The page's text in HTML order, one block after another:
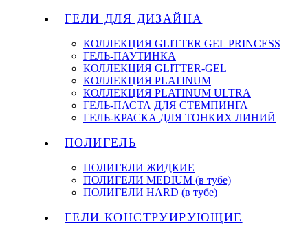
ГЕЛИ ДЛЯ ДИЗАЙНА
КОЛЛЕКЦИЯ GLITTER GEL PRINCESS
ГЕЛЬ-ПАУТИНКА
КОЛЛЕКЦИЯ GLITTER-GEL
КОЛЛЕКЦИЯ PLATINUM
КОЛЛЕКЦИЯ PLATINUM ULTRA
ГЕЛЬ-ПАСТА ДЛЯ СТЕМПИНГА
ГЕЛЬ-КРАСКА ДЛЯ ТОНКИХ ЛИНИЙ
ПОЛИГЕЛЬ
ПОЛИГЕЛИ ЖИДКИЕ
ПОЛИГЕЛИ MEDIUM (в тубе)
ПОЛИГЕЛИ HARD (в тубе)
ГЕЛИ КОНСТРУИРУЮЩИЕ